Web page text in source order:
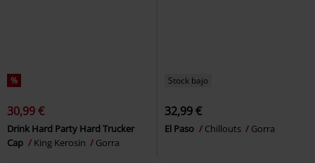
%
30,99 €
Drink Hard Party Hard Trucker
Cap
King Kerosin Gorra
Stock bajo
32,99 €
El Paso Chillouts Gorra